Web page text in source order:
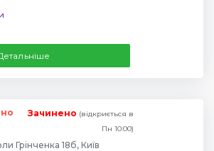
Зачинено (відкриється в
Пн 10:00)
Грінченка 18б, Київ